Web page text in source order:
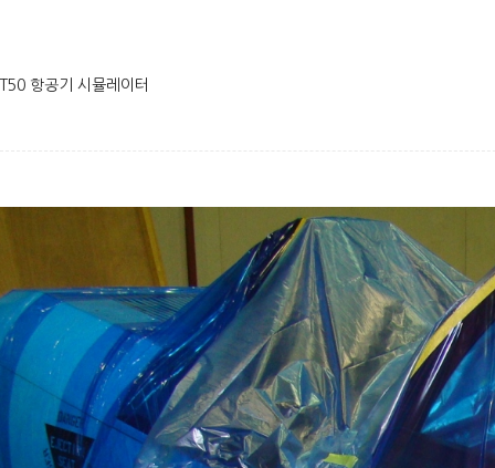
T50 항공기 시뮬레이터